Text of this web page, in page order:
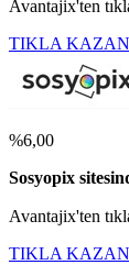
Avantajix'ten
TIKLA KAZAN
%6,00
Sosyopix
Avantajix'ten
TIKLA KAZAN